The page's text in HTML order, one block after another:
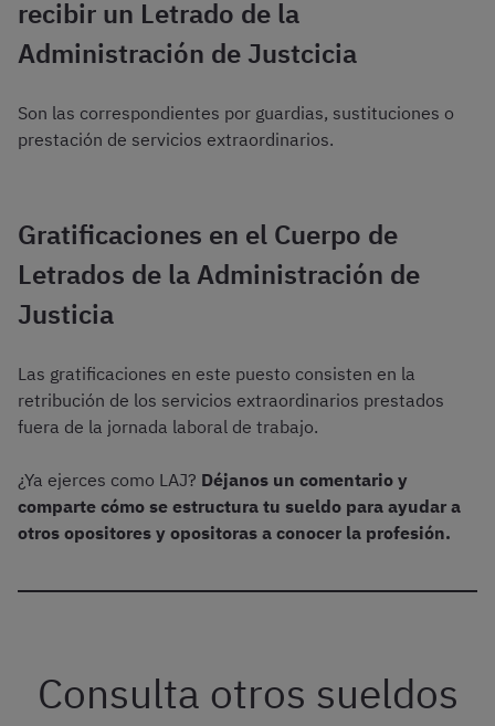
recibir un Letrado de la
Administración de Justcicia
Son las correspondientes por guardias, sustituciones o
prestación de servicios extraordinarios.
Gratificaciones en el Cuerpo de
Letrados de la Administración de
Justicia
Las gratificaciones en este puesto consisten en la
retribución de los servicios extraordinarios prestados
fuera de la jornada laboral de trabajo.
¿Ya ejerces como LAJ? Déjanos un comentario y
comparte cómo se estructura tu sueldo para ayudar a
otros opositores y opositoras a conocer la profesión.
Consulta otros sueldos